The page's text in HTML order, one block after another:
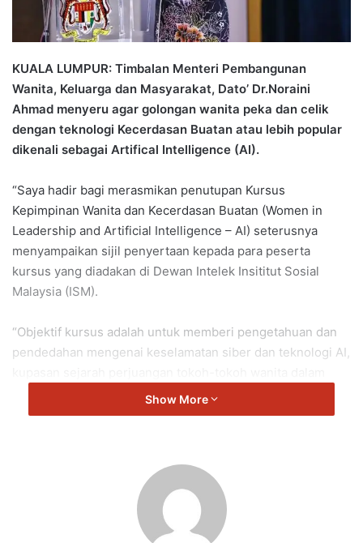
KUALA LUMPUR: Timbalan Menteri Pembangunan
Wanita, Keluarga dan Masyarakat, Dato’ Dr.Noraini
Ahmad menyeru agar golongan wanita peka dan celik
dengan teknologi Kecerdasan Buatan atau lebih popular
dikenali sebagai Artifical Intelligence (AI).
“Saya hadir bagi merasmikan penutupan Kursus
Kepimpinan Wanita dan Kecerdasan Buatan (Women in
Leadership and Artificial Intelligence – AI) seterusnya
menyampaikan sijil penyertaan kepada para peserta
kursus yang diadakan di Dewan Intelek Insititut Sosial
Malaysia (ISM).
“Objektif kursus adalah untuk memberi pengetahuan dan
pendedahan mengenai keselamatan siber dan teknologi AI,
politik tanah air, isu berkaitan cabaran sebagai pemimpin
wanita, kemahiran perundingan, kemahiran penyelesaian
“Kursus ini dilaksanakan untuk memantapkan lagi
kemahiran kepimpinan dalam kalangan wanita supaya peka
dan celik dengan teknologi AI serta memanfaatkan
kecanggihan teknologi masa kini bagi melahirkan wanita
Show More